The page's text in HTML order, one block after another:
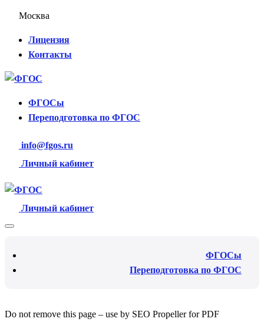
Москва
Лицензия
Контакты
ФГОСы
Переподготовка по ФГОС
info@fgos.ru
Личный кабинет
Личный кабинет
ФГОСы
Переподготовка по ФГОС
Do not remove this page – use by SEO Propeller for PDF